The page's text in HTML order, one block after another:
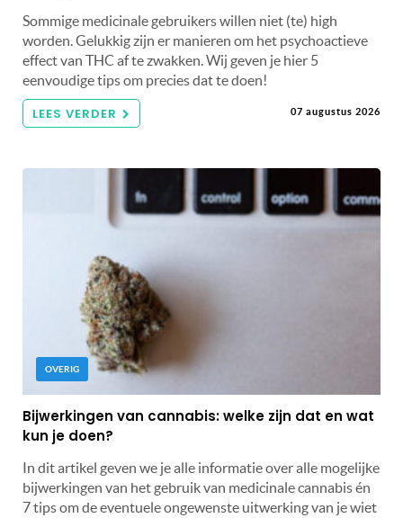
Sommige medicinale gebruikers willen niet (te) high
worden. Gelukkig zijn er manieren om het psychoactieve
effect van THC af te zwakken. Wij geven je hier 5
eenvoudige tips om precies dat te doen!
LEES VERDER 07 augustus 2026
OVERIG
Bijwerkingen van cannabis: welke zijn dat en wat
kun je doen?
In dit artikel geven we je alle informatie over alle mogelijke
bijwerkingen van het gebruik van medicinale cannabis én
7 tips om de eventuele ongewenste uitwerking van je wiet